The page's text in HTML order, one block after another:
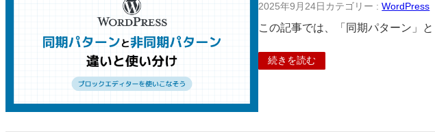
2025年9月24日 カテゴリー :WordPress
この記事では、「同期パターン」
続きを読む